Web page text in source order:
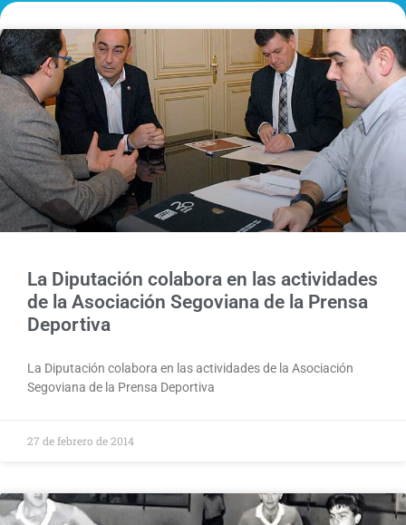
La Diputación colabora en las actividades
de la Asociación Segoviana de la Prensa
Deportiva
La Diputación colabora en las actividades de la Asociación
Segoviana de la Prensa Deportiva
27 de febrero de 2014